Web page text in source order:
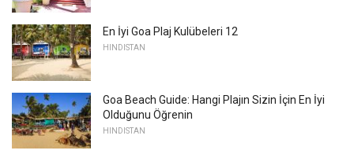
En İyi Goa Plaj Kulübeleri 12
HINDISTAN
Goa Beach Guide: Hangi Plajın Sizin İçin En İyi
Olduğunu Öğrenin
HINDISTAN